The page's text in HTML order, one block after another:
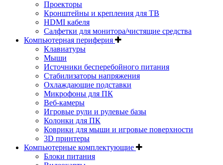
Проекторы
Кронштейны и крепления для ТВ
HDMI кабеля
Салфетки для монитора/чистящие средства
Компьютерная периферия
Клавиатуры
Мыши
Источники бесперебойного питания
Стабилизаторы напряжения
Охлаждающие подставки
Микрофоны для ПК
Веб-камеры
Игровые рули и рулевые базы
Колонки для ПК
Коврики для мыши и игровые поверхности
3D принтеры
Компьютерные комплектующие
Блоки питания